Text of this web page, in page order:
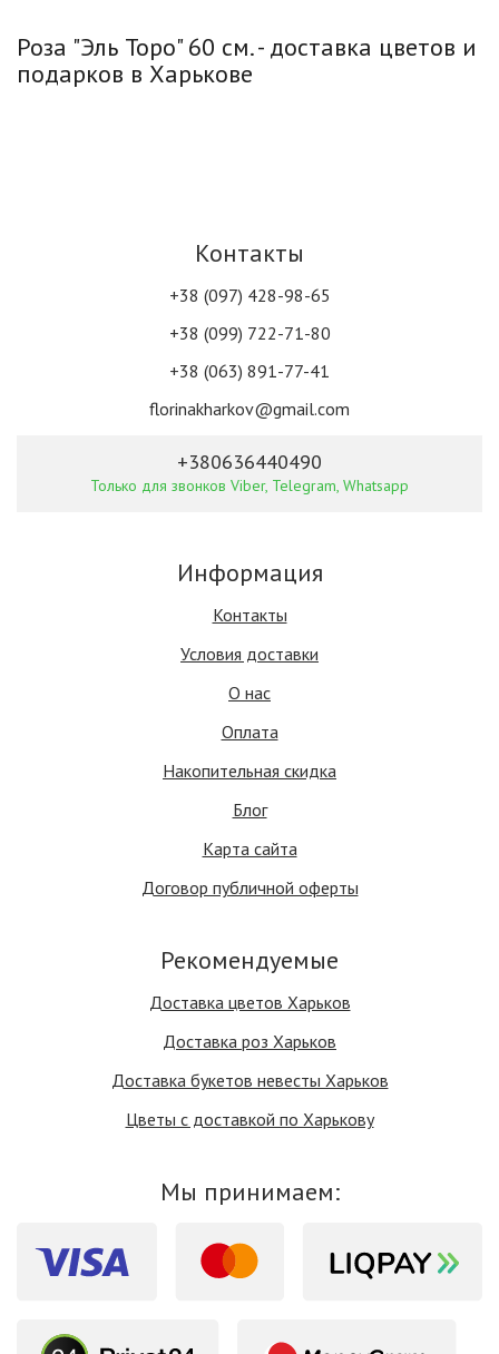
Роза "Эль Торо" 60 см. - доставка цветов и
подарков в Харькове
Контакты
+38 (097) 428-98-65
+38 (099) 722-71-80
+38 (063) 891-77-41
florinakharkov@gmail.com
+380636440490
Только для звонков Viber, Telegram, Whatsapp
Информация
Контакты
Условия доставки
О нас
Оплата
Накопительная скидка
Блог
Карта сайта
Договор публичной оферты
Рекомендуемые
Доставка цветов Харьков
Доставка роз Харьков
Доставка букетов невесты Харьков
Цветы с доставкой по Харькову
Мы принимаем: